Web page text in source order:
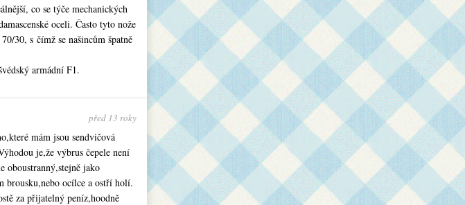
co se týče mechanických
oceli. Často tyto nože
30, s čímž se našincům špatně
armádní F1.
před 13 roky
mám jsou sendvičová
je,že výbrus čepele není
oboustranný,stejně jako
brousku,nebo ocílce a ostří holí.
za přijatelný peníz,hoodně